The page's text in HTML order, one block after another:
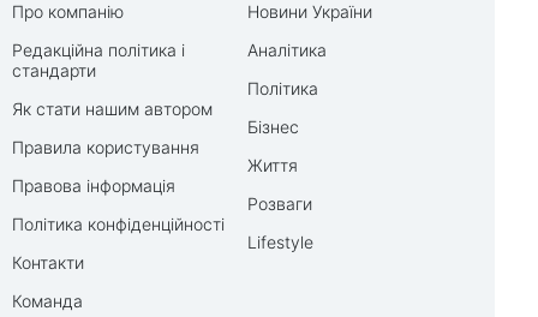
Про компанію
Редакційна політика і
стандарти
Як стати нашим автором
Правила користування
Правова інформація
Політика конфіденційності
Контакти
Команда
Новини України
Аналітика
Політика
Бізнес
Життя
Розваги
Lifestyle